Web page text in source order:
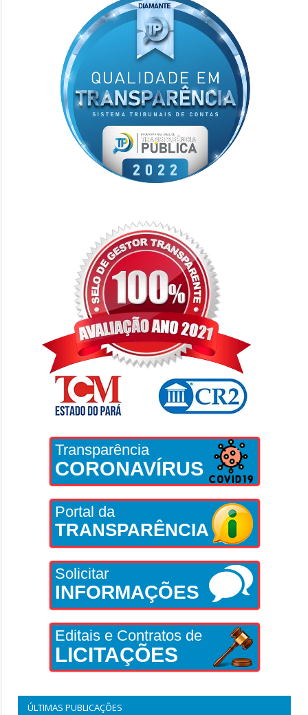
Transparência
CORONAVÍRUS
Portal da
TRANSPARÊNCIA
Solicitar
INFORMAÇÕES
Editais e Contratos de
LICITAÇÕES
ÚLTIMAS PUBLICAÇÕES